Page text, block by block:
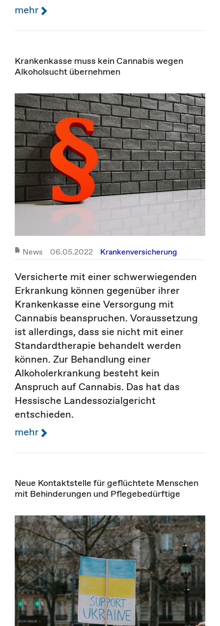
mehr
Krankenkasse muss kein Cannabis wegen
Alkoholsucht übernehmen
News 06.05.2022 Krankenversicherung
Versicherte mit einer schwerwiegenden
Erkrankung können gegenüber ihrer
Krankenkasse eine Versorgung mit
Cannabis beanspruchen. Voraussetzung
ist allerdings, dass sie nicht mit einer
Standardtherapie behandelt werden
können. Zur Behandlung einer
Alkoholerkrankung besteht kein
Anspruch auf Cannabis. Das hat das
Hessische Landessozialgericht
entschieden.
mehr
Neue Kontaktstelle für geflüchtete Menschen
mit Behinderungen und Pflegebedürftige